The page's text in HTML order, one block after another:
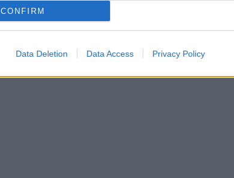
CONFIRM
Data Deletion Data Access Privacy Policy